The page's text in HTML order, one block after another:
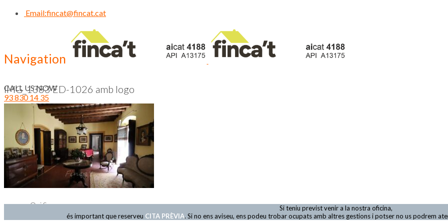
Email:fincat@fincat.cat
Navigation
CALL US NOW
93 830 14 35
Inici
Qui Som
IMG_1383 ED-1026 amb logo
Si teniu previst venir a la nostra oficina,
és important que reserveu CITA PRÈVIA. Si no ens aviseu, ens podeu trobar ocupats amb altres gestions i potser no us podrem